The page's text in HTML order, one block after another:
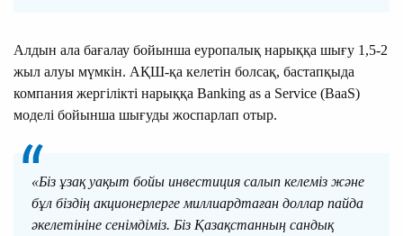
Алдын ала бағалау бойынша еуропалық нарыққа шығу 1,5-2
жыл алуы мүмкін. АҚШ-қа келетін болсақ, бастапқыда
компания жергілікті нарыққа Banking as a Service (BaaS)
моделі бойынша шығуды жоспарлап отыр.
«Біз ұзақ уақыт бойы инвестиция салып келеміз және
бұл біздің акционерлерге миллиардтаған доллар пайда
әкелетініне сенімдіміз. Біз Қазақстанның сандық